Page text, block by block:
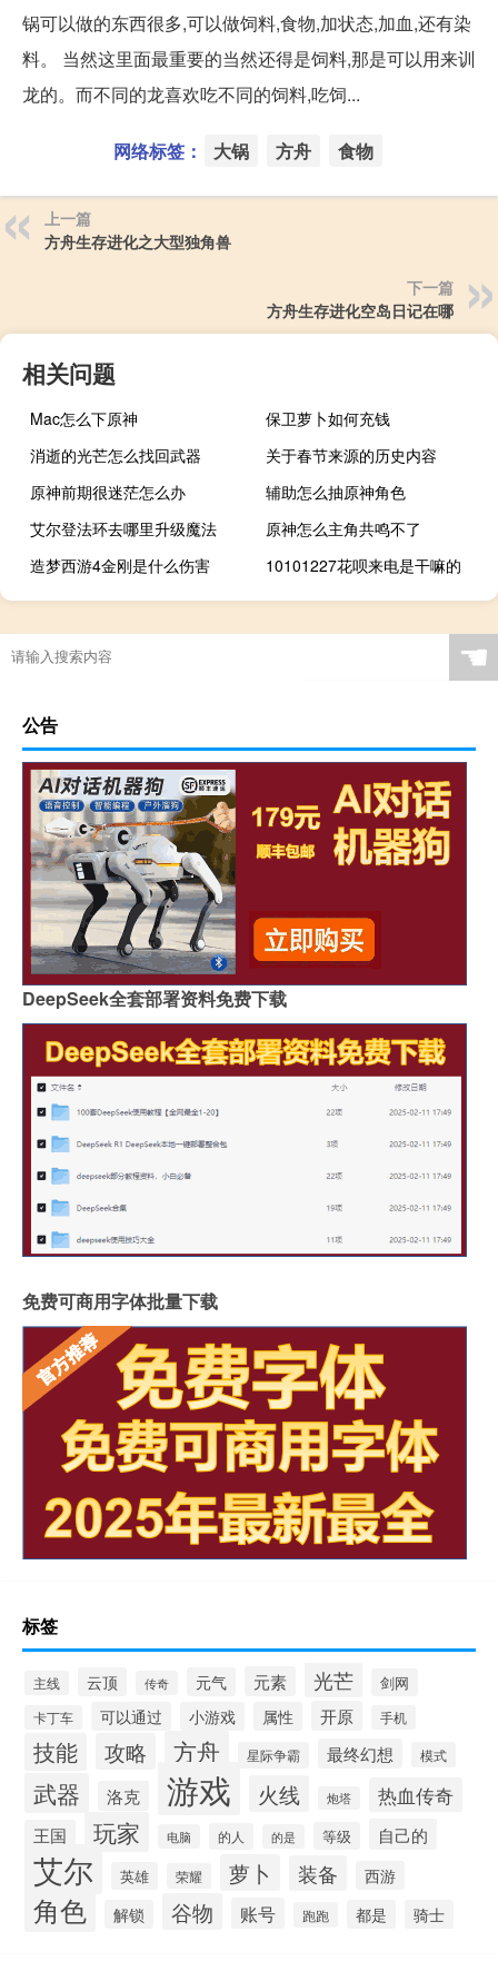
锅可以做的东西很多,可以做饲料,食物,加状态,加血,还有染
料。 当然这里面最重要的当然还得是饲料,那是可以用来训
龙的。而不同的龙喜欢吃不同的饲料,吃饲...
网络标签： 大锅 方舟 食物
上一篇
方舟生存进化之大型独角兽
下一篇
方舟生存进化空岛日记在哪
相关问题
Mac怎么下原神
保卫萝卜如何充钱
消逝的光芒怎么找回武器
关于春节来源的历史内容
原神前期很迷茫怎么办
辅助怎么抽原神角色
艾尔登法环去哪里升级魔法
原神怎么主角共鸣不了
造梦西游4金刚是什么伤害
10101227花呗来电是干嘛的
☚
公告
DeepSeek全套部署资料免费下载
免费可商用字体批量下载
标签
主线 云顶 传奇 元气 元素 光芒 剑网
卡丁车 可以通过 小游戏 属性 开原 手机
技能 攻略 方舟 星际争霸 最终幻想 模式
武器 洛克 游戏 火线 炮塔 热血传奇
王国 玩家 电脑 的人 的是 等级 自己的
艾尔 英雄 荣耀 萝卜 装备 西游
角色 解锁 谷物 账号 跑跑 都是 骑士